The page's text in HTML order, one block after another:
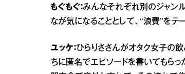
もぐもぐ：みんなそれぞれ別のジャン
なが気になることとして、“浪費”をテ
ユッケ：ひらりささんがオタク女子の
ちに匿名でエピソードを書いてもらっ